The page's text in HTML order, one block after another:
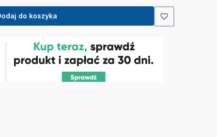
do koszyka